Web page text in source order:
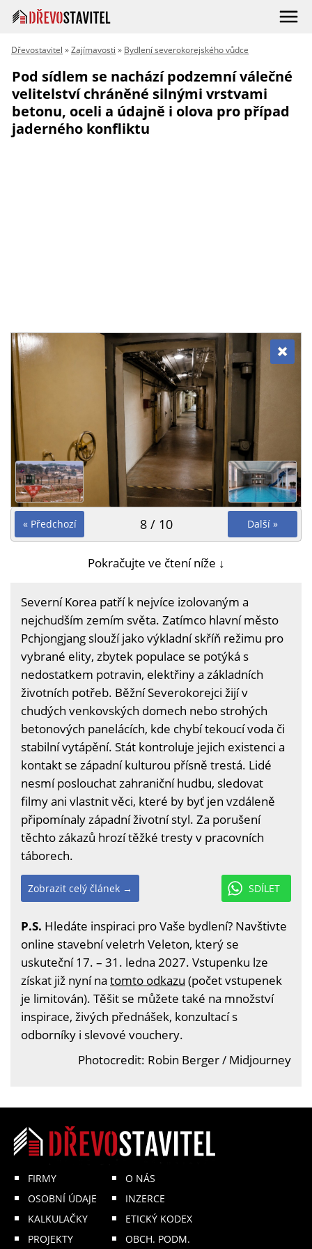
Dřevostavitel »Zajímavosti » Bydlení severokorejského vůdce
Pod sídlem se nachází podzemní válečné
velitelství chráněné silnými vrstvami
betonu, oceli a údajně i olova pro případ
jaderného konfliktu
« Předchozí Další »
8 / 10
Pokračujte ve čtení níže ↓
Severní Korea patří k nejvíce izolovaným a
nejchudším zemím světa. Zatímco hlavní město
Pchjongjang slouží jako výkladní skříň režimu pro
vybrané elity, zbytek populace se potýká s
nedostatkem potravin, elektřiny a základních
životních potřeb. Běžní Severokorejci žijí v
chudých venkovských domech nebo strohých
betonových panelácích, kde chybí tekoucí voda či
stabilní vytápění. Stát kontroluje jejich existenci a
kontakt se západní kulturou přísně trestá. Lidé
nesmí poslouchat zahraniční hudbu, sledovat
filmy ani vlastnit věci, které by byť jen vzdáleně
připomínaly západní životní styl. Za porušení
těchto zákazů hrozí těžké tresty v pracovních
táborech.
SDÍLET
Zobrazit celý článek →
P.S. Hledáte inspiraci pro Vaše bydlení? Navštivte
online stavební veletrh Veleton, který se
uskuteční 17. – 31. ledna 2027. Vstupenku lze
získat již nyní na tomto odkazu (počet vstupenek
je limitován). Těšit se můžete také na množství
inspirace, živých přednášek, konzultací s
odborníky i slevové vouchery.
Photocredit: Robin Berger / Midjourney
FIRMY
OSOBNÍ ÚDAJE
KALKULAČKY
PROJEKTY
O NÁS
INZERCE
ETICKÝ KODEX
OBCH. PODM.